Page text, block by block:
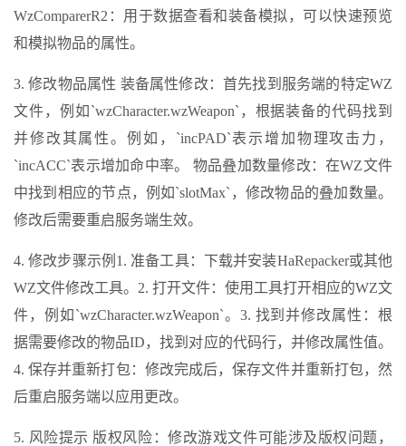
WzComparerR2：用于数据查看和装备模拟，可以快速预览
和模拟物品的属性。
3. 修改物品属性 装备属性修改：首先找到服务端的特定WZ
文件，例如`wzCharacter.wzWeapon`，根据装备的代码找到
并修改其属性。例如，`incPAD`表示增加物理攻击力，
`incACC`表示增加命中率。 物品叠加数量修改：在WZ文件
中找到相应的节点，例如`slotMax`，修改物品的叠加数量。
修改后需要重启服务端生效。
4. 修改步骤示例1. 准备工具：下载并安装HaRepacker或其他
WZ文件修改工具。2. 打开文件：使用工具打开相应的WZ文
件，例如`wzCharacter.wzWeapon`。3. 找到并修改属性：根
据需要修改的物品ID，找到对应的代码行，并修改属性值。
4. 保存并重新打包：修改完成后，保存文件并重新打包，然
后重启服务端以应用更改。
5. 风险提示 版权风险：修改游戏文件可能涉及版权问题，